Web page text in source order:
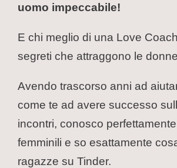
uomo impeccabile!
E chi meglio di una Love
segreti che attraggono le
Avendo trascorso anni ad
come te ad avere successo
incontri, conosco
femminili e so esattamente
ragazze su Tinder.